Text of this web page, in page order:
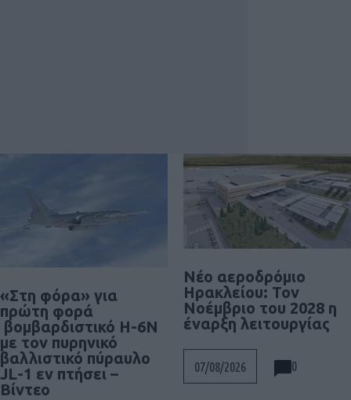
«Στη φόρα» για
πρώτη φορά
βομβαρδιστικό H-6N
με τον πυρηνικό
βαλλιστικό πύραυλο
JL-1 εν πτήσει –
Βίντεο
Νέο αεροδρόμιο
Ηρακλείου: Τον
Νοέμβριο του 2028 η
έναρξη λειτουργίας
07/08/2026 0